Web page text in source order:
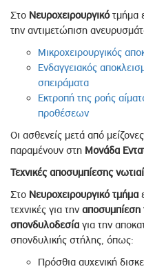
Στο Νευροχειρουργικότμήμα
την αντιμετώπιση
Μικροχειρουργικός
Ενδαγγειακός
σπειράματα
Εκτροπή της ροής
προθέσεων
Οι ασθενείς μετά από
παραμένουν στη Μονάδα
Τεχνικές αποσυμπίεσης
Στο Νευροχειρουργικό τμήμα
τεχνικές για την αποσυμπίεση
σπονδυλοδεσία για την
σπονδυλικής στήλης, όπως:
Πρόσθια αυχενική